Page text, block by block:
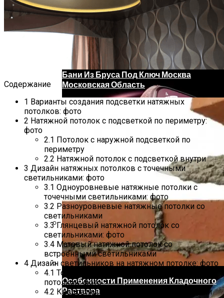
Apple Watch Ultra 2 – Смарт-Часы В
Титановом Корпусе С Яркостью 3000
Нит
Apple Представила Смарт-Часы Watch
Series 9 С Функцией Double Tap
Бани Из Бруса Под Ключ Москва
Московская Область
Особенности Применения Кладочного
Раствора
Содержание
1 Варианты создания подсветки натяжных
потолков: фото
2 Натяжной потолок с подсветкой по периметру:
фото
2.1 Потолок с наружной подсветкой по
периметру
2.2 Натяжной потолок с подсветкой внутри
3 Дизайн натяжных потолков с точечными
светильниками: фото
3.1 Одноуровневые натяжные потолки с
точечными светильниками: фото
3.2 Разноуровневые натяжные потолки со
светильниками
3.3Глянцевый натяжной потолок со
светильниками: фото
3.4 Матовый натяжной потолок со
встроенными светильниками
4 Дизайн светильников на натяжном потолке: фото
4.1 Точечные светильники для натяжных
потолков: фото
4.2 Квадратные встраиваемые светильники